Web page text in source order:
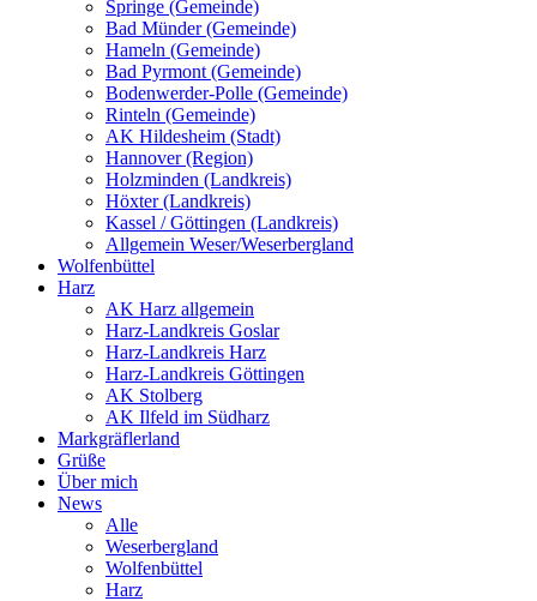
Springe (Gemeinde)
Bad Münder (Gemeinde)
Hameln (Gemeinde)
Bad Pyrmont (Gemeinde)
Bodenwerder-Polle (Gemeinde)
Rinteln (Gemeinde)
AK Hildesheim (Stadt)
Hannover (Region)
Holzminden (Landkreis)
Höxter (Landkreis)
Kassel / Göttingen (Landkreis)
Allgemein Weser/Weserbergland
Wolfenbüttel
Harz
AK Harz allgemein
Harz-Landkreis Goslar
Harz-Landkreis Harz
Harz-Landkreis Göttingen
AK Stolberg
AK Ilfeld im Südharz
Markgräflerland
Grüße
Über mich
News
Alle
Weserbergland
Wolfenbüttel
Harz